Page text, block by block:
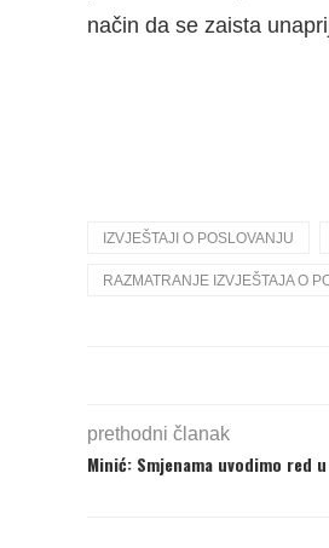
način da se zaista
IZVJEŠTAJI O POSLOVANJU
RAZMATRANJE IZVJEŠTAJA O
prethodni članak
Minić: Smjenama uvodimo red u